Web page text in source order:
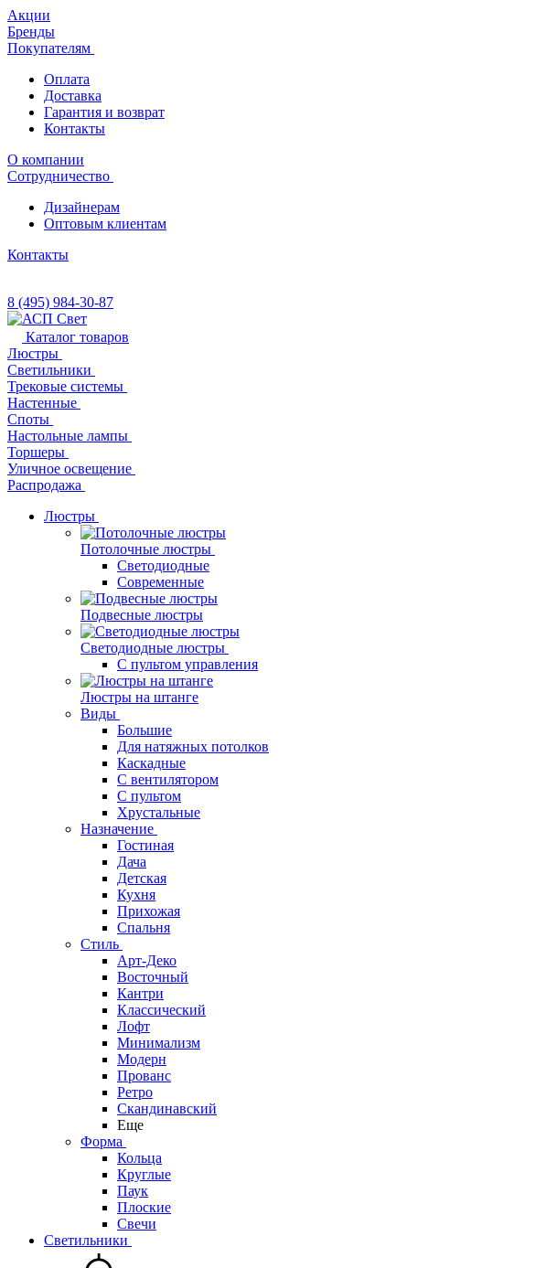
Акции
Бренды
Покупателям
Оплата
Доставка
Гарантия и возврат
Контакты
О компании
Сотрудничество
Дизайнерам
Оптовым клиентам
Контакты
8 (495) 984-30-87
Каталог товаров
Люстры
Светильники
Трековые системы
Настенные
Споты
Настольные лампы
Торшеры
Уличное освещение
Распродажа
Люстры
Потолочные люстры
Светодиодные
Современные
Подвесные люстры
Светодиодные люстры
С пультом управления
Люстры на штанге
Виды
Большие
Для натяжных потолков
Каскадные
С вентилятором
С пультом
Хрустальные
Назначение
Гостиная
Дача
Детская
Кухня
Прихожая
Спальня
Стиль
Арт-Деко
Восточный
Кантри
Классический
Лофт
Минимализм
Модерн
Прованс
Ретро
Скандинавский
Еще
Форма
Кольца
Круглые
Паук
Плоские
Свечи
Светильники